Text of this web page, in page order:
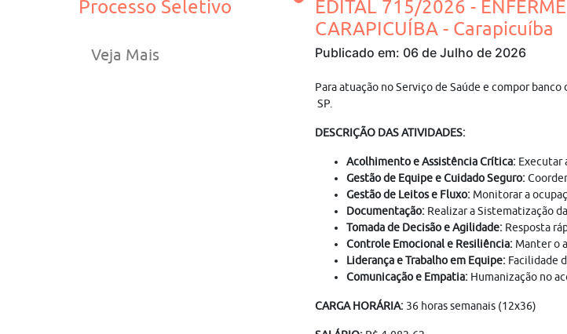
Processo Seletivo
Veja Mais
EDITAL 715/2026 -
CARAPICUÍBA - Carapicuíba
Publicado em: 06 de Julho de 2026
Para atuação no Serviço de Saúde e compor
SP.
DESCRIÇÃO DAS ATIVIDADES:
Acolhimento e Assistência Crítica: Executar
Gestão de Equipe e Cuidado Seguro:
Gestão de Leitos e Fluxo: Monitorar a
Documentação: Realizar a Sistematização
Tomada de Decisão e Agilidade: Resposta
Controle Emocional e Resiliência: Manter o
Liderança e Trabalho em Equipe: Facilidade
Comunicação e Empatia: Humanização no
CARGA HORÁRIA: 36 horas semanais (12x36)